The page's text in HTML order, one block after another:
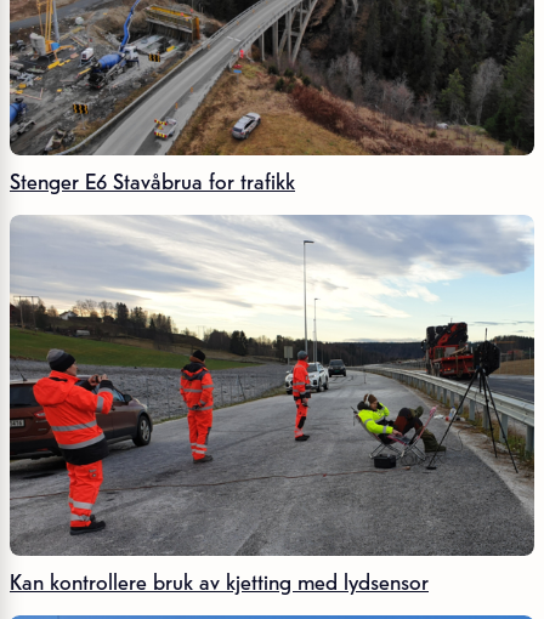
Stenger E6 Stavåbrua for trafikk
Kan kontrollere bruk av kjetting med lydsensor